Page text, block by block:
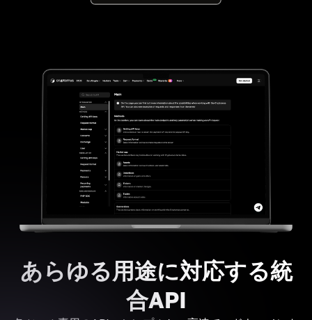
あらゆる用途に対応する統
合API